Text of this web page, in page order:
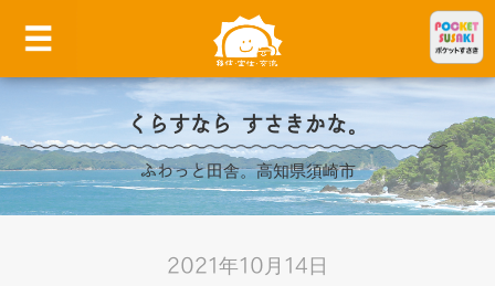
くらすなら すさきかな。
ふわっと田舎。高知県須崎市
2021年10月14日